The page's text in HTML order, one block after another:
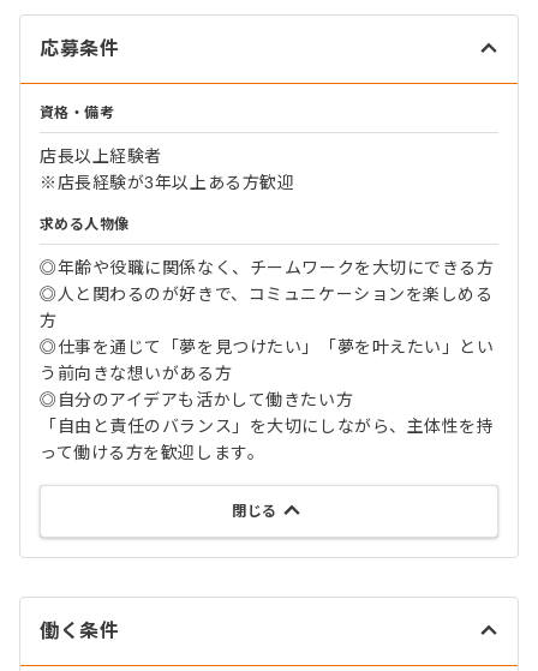
応募条件
資格・備考
店長以上経験者
※店長経験が3年以上ある方歓迎
求める人物像
◎年齢や役職に関係なく、チームワークを大切にできる方
◎人と関わるのが好きで、コミュニケーションを楽しめる
方
◎仕事を通じて「夢を見つけたい」「夢を叶えたい」とい
う前向きな想いがある方
◎自分のアイデアも活かして働きたい方
「自由と責任のバランス」を大切にしながら、主体性を持
って働ける方を歓迎します。
閉じる
働く条件